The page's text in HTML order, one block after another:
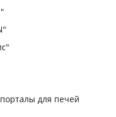
для печей